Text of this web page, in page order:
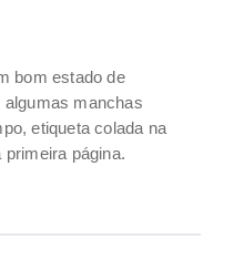
bom estado de
manchas
etiqueta colada na
página.